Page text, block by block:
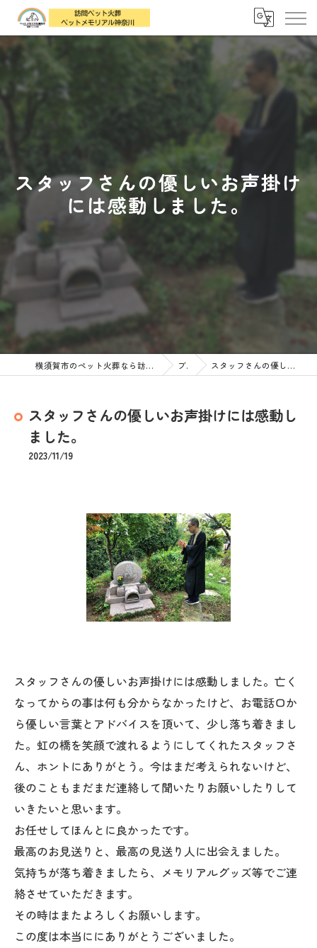
スタッフさんの優しいお声掛け
には感動しました。
横須賀市のペット火葬なら訪問ペット火葬 ペットメモリアル神奈川 ブログ スタッフさんの優しいお声掛けには感動しました。
スタッフさんの優しいお声掛けには感動し
ました。
2023/11/19
スタッフさんの優しいお声掛けには感動しました。亡く
なってからの事は何も分からなかったけど、お電話口か
ら優しい言葉とアドバイスを頂いて、少し落ち着きまし
た。虹の橋を笑顔で渡れるようにしてくれたスタッフさ
ん、ホントにありがとう。今はまだ考えられないけど、
後のこともまだまだ連絡して聞いたりお願いしたりして
いきたいと思います。
お任せしてほんとに良かったです。
最高のお見送りと、最高の見送り人に出会えました。
気持ちが落ち着きましたら、メモリアルグッズ等でご連
絡させていただきます。
その時はまたよろしくお願いします。
この度は本当ににありがとうございました。